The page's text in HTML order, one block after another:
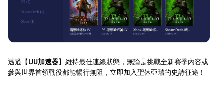
透過【UU加速器】維持最佳連線狀態，無論是挑戰全新賽季內容或
參與世界首領戰役都能暢行無阻，立即加入聖休亞瑞的史詩征途！